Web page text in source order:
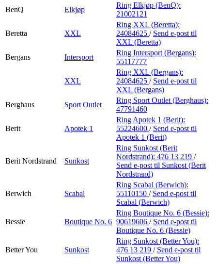
BenQ
Elkjøp
Ring Elkjøp (BenQ):
21002121
Beretta XXL
Ring XXL (Beretta):
24084625 / Send e-post til
XXL (Beretta)
Bergans
Intersport
Ring Intersport (Bergans):
55117777
XXL
Ring XXL (Bergans):
24084625 / Send e-post til
XXL (Bergans)
Berghaus
Sport Outlet
Ring Sport Outlet (Berghaus):
47791460
Berit Apotek 1
Ring Apotek 1 (Berit):
55224600 / Send e-post til
Apotek 1 (Berit)
Berit Nordstrand Sunkost
Ring Sunkost (Berit
Nordstrand): 476 13 219 /
Send e-post til Sunkost (Berit
Nordstrand)
Berwich Scabal
Ring Scabal (Berwich):
55110150 / Send e-post til
Scabal (Berwich)
Bessie Boutique No. 6
Ring Boutique No. 6 (Bessie):
90619606 / Send e-post til
Boutique No. 6 (Bessie)
Better You Sunkost
Ring Sunkost (Better You):
476 13 219 / Send e-post til
Sunkost (Better You)